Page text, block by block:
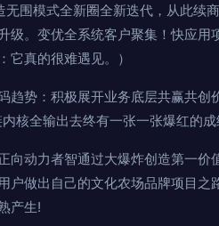
无围模式全新圈全新迭代，从此
级。变优全系统客户聚集！快应用
它真的很难遇见。）
趋势：积极展开业务底层共赢共
内核全输出去终有一张一张爆红的
向动力者智通过大爆炸创造第一
户做出自己的文化农场品牌项目
产生!